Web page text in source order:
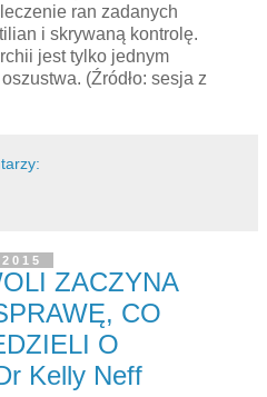
ran zadanych
i skrywaną kontrolę.
jest tylko jednym
(Źródło: sesja z
ZACZYNA
CO
O
Kelly Neff